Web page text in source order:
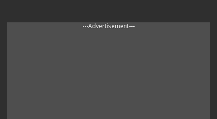
---Advertisement---